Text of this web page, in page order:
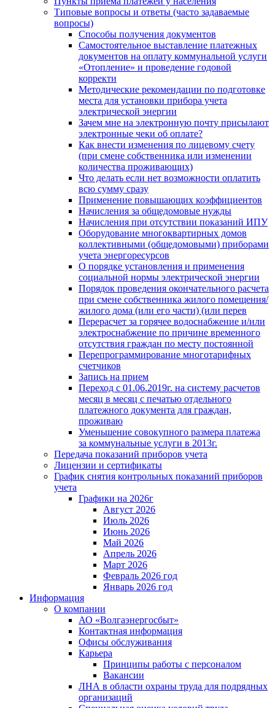
Типовые вопросы и ответы (часто задаваемые
вопросы)
Способы получения документов
Самостоятельное выставление платежных
документов на оплату коммунальной услуги
«Отопление» и проведение годовой
корректи
Методические рекомендации по подготовке
места для установки прибора учета
электрической энергии
Зачем мне на электронную почту присылают
электронные чеки об оплате?
Как внести изменения по лицевому счету
(при смене собственника или изменении
количества проживающих)
Что делать если нет возможности оплатить
всю сумму сразу
Применение повышающих коэффициентов
Начисления за общедомовые нужды
Начисления при отсутствии показаний ИПУ
Оборудование многоквартирных домов
коллективными (общедомовыми) приборами
учета энергоресурсов
О порядке установления и применения
социальной нормы электрической энергии
Порядок проведения окончательного расчета
при смене собственника жилого помещения/
жилого дома (или его части) (или перев
Перерасчет за горячее водоснабжение и/или
электроснабжение по причине временного
отсутствия граждан по месту постоянной
Перепрограммирование многотарифных
счетчиков
Запись на прием
Переход с 01.06.2019г. на систему расчетов
месяц в месяц с печатью отдельного
платежного документа для граждан,
проживаю
Уменьшение совокупного размера платежа
за коммунальные услуги в 2013г.
Передача показаний приборов учета
Лицензии и сертификаты
График снятия контрольных показаний приборов
учета
Графики на 2026г
Август 2026
Июль 2026
Июнь 2026
Май 2026
Апрель 2026
Март 2026
Февраль 2026 год
Январь 2026 год
Информация
О компании
АО «Волгаэнергосбыт»
Контактная информация
Офисы обслуживания
Карьера
Принципы работы с персоналом
Вакансии
ЛНА в области охраны труда для подрядных
организаций